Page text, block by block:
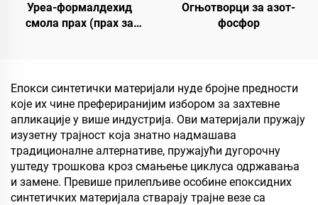
Уреа-формалдехид
смола прах (прах за
плоча, укључујући
вишеслојни фалекар,
фини дрвени панел, еко-
плочу, фалеран
партикулски плочу итд.
Огњотворци за азот-
фосфор
Епокси синтетички материјали нуде бројне предности
које их чине префериранијим избором за захтевне
апликације у више индустрија. Ови материјали пружају
изузетну трајност која знатно надмашава
традиционалне алтернативе, пружајући дугорочну
уштеду трошкова кроз смањење циклуса одржавања
и замене. Превише прилепљиве особине епоксидних
синтетичких материјала стварају трајне везе са